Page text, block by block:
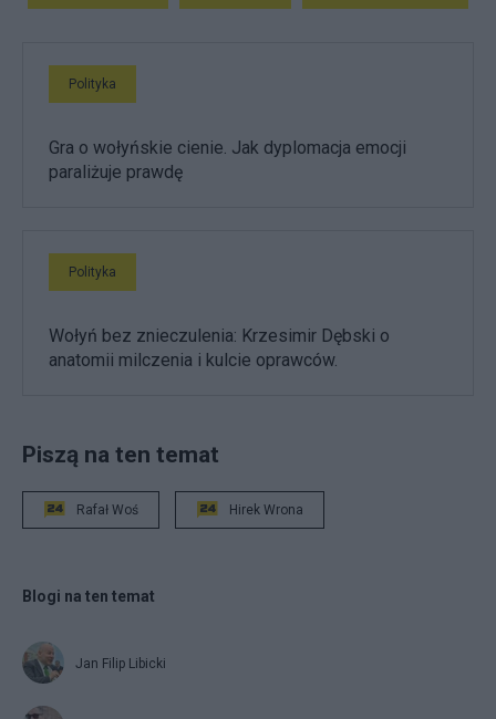
Polityka
Gra o wołyńskie cienie. Jak dyplomacja emocji
paraliżuje prawdę
Polityka
Wołyń bez znieczulenia: Krzesimir Dębski o
anatomii milczenia i kulcie oprawców.
Piszą na ten temat
Rafał Woś Hirek Wrona
Blogi na ten temat
Jan Filip Libicki